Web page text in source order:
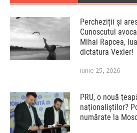
Percheziții și
Cunoscutul
Mihai Rapcea,
dictatura Vexler!
iunie 25, 2026
PRU, o nouă
naţionaliştilor?
numărate la